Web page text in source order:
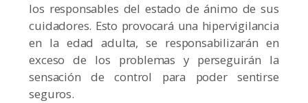
los responsables del estado de ánimo de sus
cuidadores. Esto provocará una hipervigilancia
en la edad adulta, se responsabilizarán en
exceso de los problemas y perseguirán la
sensación de control para poder sentirse
seguros.